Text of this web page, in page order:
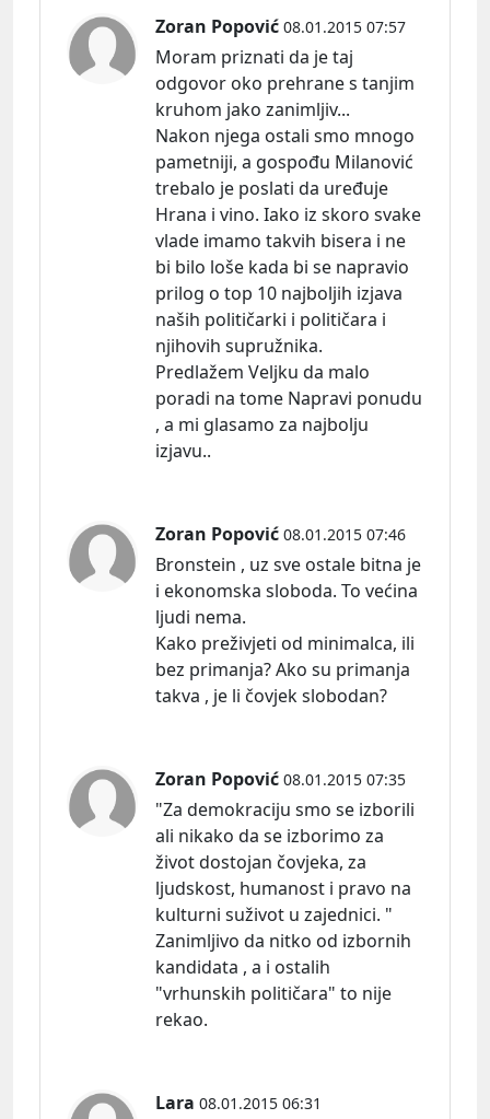
Zoran Popović 08.01.2015 07:57
Moram priznati da je taj
odgovor oko prehrane s tanjim
kruhom jako zanimljiv...
Nakon njega ostali smo mnogo
pametniji, a gospođu Milanović
trebalo je poslati da uređuje
Hrana i vino. Iako iz skoro svake
vlade imamo takvih bisera i ne
bi bilo loše kada bi se napravio
prilog o top 10 najboljih izjava
naših političarki i političara i
njihovih supružnika.
Predlažem Veljku da malo
poradi na tome Napravi ponudu
, a mi glasamo za najbolju
izjavu..
Zoran Popović 08.01.2015 07:46
Bronstein , uz sve ostale bitna je
i ekonomska sloboda. To većina
ljudi nema.
Kako preživjeti od minimalca, ili
bez primanja? Ako su primanja
takva , je li čovjek slobodan?
Zoran Popović 08.01.2015 07:35
"Za demokraciju smo se izborili
ali nikako da se izborimo za
život dostojan čovjeka, za
ljudskost, humanost i pravo na
kulturni suživot u zajednici. "
Zanimljivo da nitko od izbornih
kandidata , a i ostalih
"vrhunskih političara" to nije
rekao.
Lara 08.01.2015 06:31